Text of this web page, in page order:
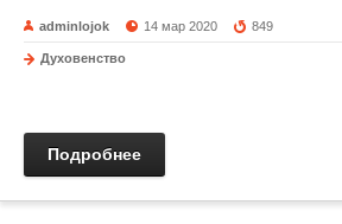
adminlojok 14 мар 2020 849
Духовенство
Подробнее